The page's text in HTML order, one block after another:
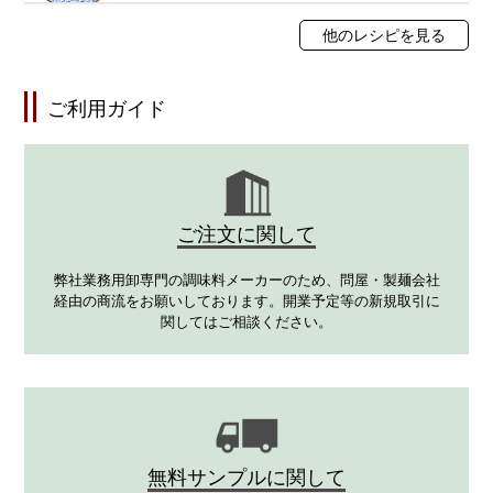
他のレシピを見る
ご利用ガイド
ご注文に関して
弊社業務用卸専門の調味料メーカーのため、問屋・製麺会社
経由の商流をお願いしております。開業予定等の新規取引に
関してはご相談ください。
無料サンプルに関して